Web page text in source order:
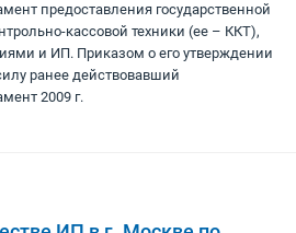
предоставления государственной
кассовой техники (ее – ККТ),
и ИП. Приказом о его утверждении
ранее действовавший
2009 г.